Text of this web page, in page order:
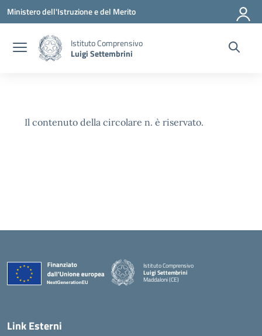
Vai ai contenuti
Vai al menu di navigazione
Vai al footer
Ministero dell'Istruzione e del Merito
Istituto Comprensivo
Luigi Settembrini
Il contenuto della circolare n. è riservato.
Istituto Comprensivo
Luigi Settembrini
Maddaloni (CE)
Link Esterni